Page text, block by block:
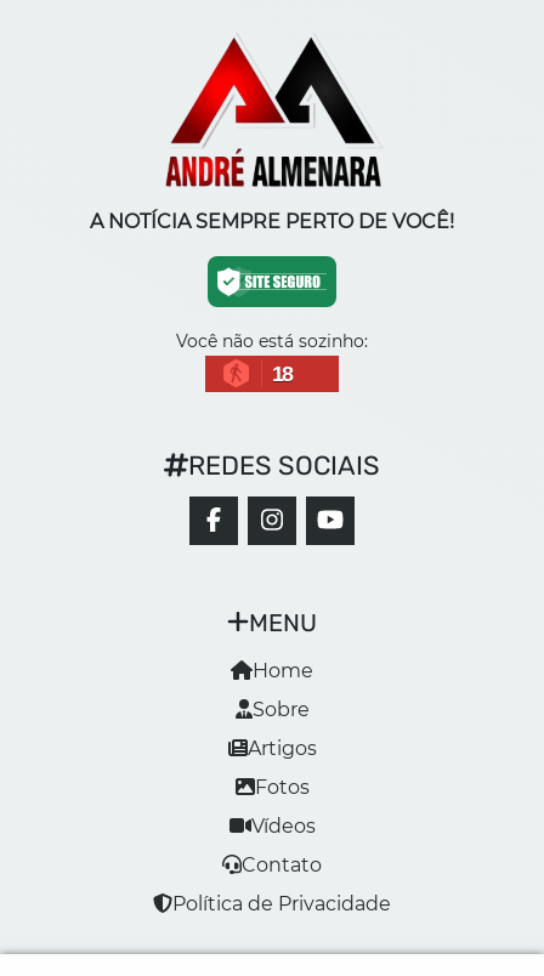
A NOTÍCIA SEMPRE PERTO DE VOCÊ!
Você não está sozinho:
18
MENU
Home
Sobre
Artigos
Fotos
Vídeos
Contato
Política de Privacidade
REDES SOCIAIS